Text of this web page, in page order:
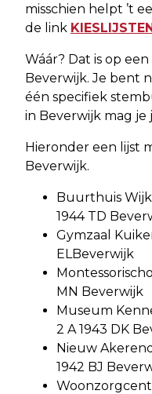
misschien helpt ’t
de link
Wáár? Dat is op
Beverwijk. Je bent
één specifiek
in Beverwijk mag
Hieronder een lijst
Beverwijk.
Buurthuis
1944 TD
Gymzaal
ELBeverwijk
MN Beverwijk
Museum
2 A 1943 DK
Nieuw
1942 BJ